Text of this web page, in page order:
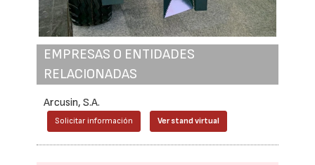
EMPRESAS O ENTIDADES
RELACIONADAS
Arcusin, S.A.
Solicitar información Ver stand virtual